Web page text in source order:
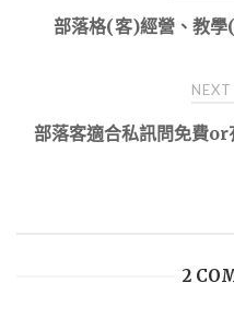
navigation
部落格(客)經營、教
部落客適合私訊問免費or
2